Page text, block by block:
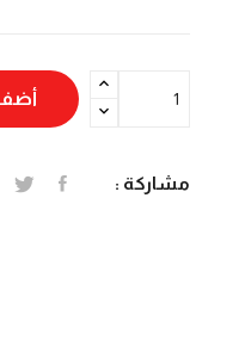
مشاركة :